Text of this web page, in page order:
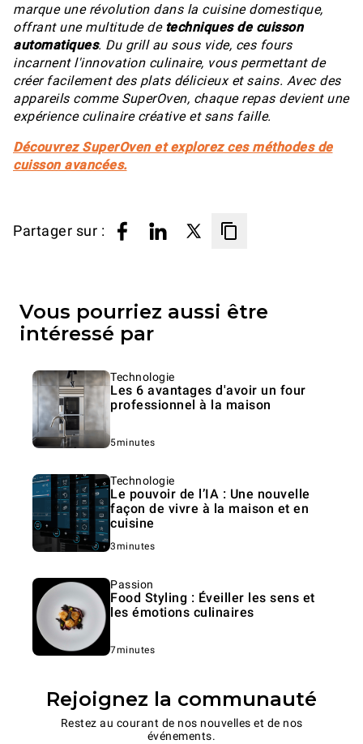
marque une révolution dans la cuisine domestique,
offrant une multitude de techniques de cuisson
automatiques. Du grill au sous vide, ces fours
incarnent l'innovation culinaire, vous permettant de
créer facilement des plats délicieux et sains. Avec des
appareils comme SuperOven, chaque repas devient une
expérience culinaire créative et sans faille.
Découvrez SuperOven et explorez ces méthodes de
cuisson avancées.
Partager sur :
Vous pourriez aussi être
intéressé par
Technologie
Les 6 avantages d'avoir un four
professionnel à la maison
5minutes
Technologie
Le pouvoir de l’IA : Une nouvelle
façon de vivre à la maison et en
cuisine
3minutes
Passion
Food Styling : Éveiller les sens et
les émotions culinaires
7minutes
Rejoignez la communauté
Restez au courant de nos nouvelles et de nos
événements.